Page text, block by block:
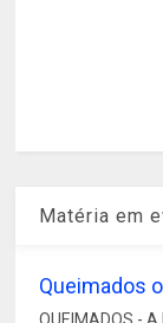
Matéria em
Queimados
QUEIMADOS -